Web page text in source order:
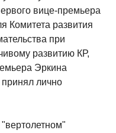
вице-премьера
Комитета развития
при
развитию КР,
Эркина
лично